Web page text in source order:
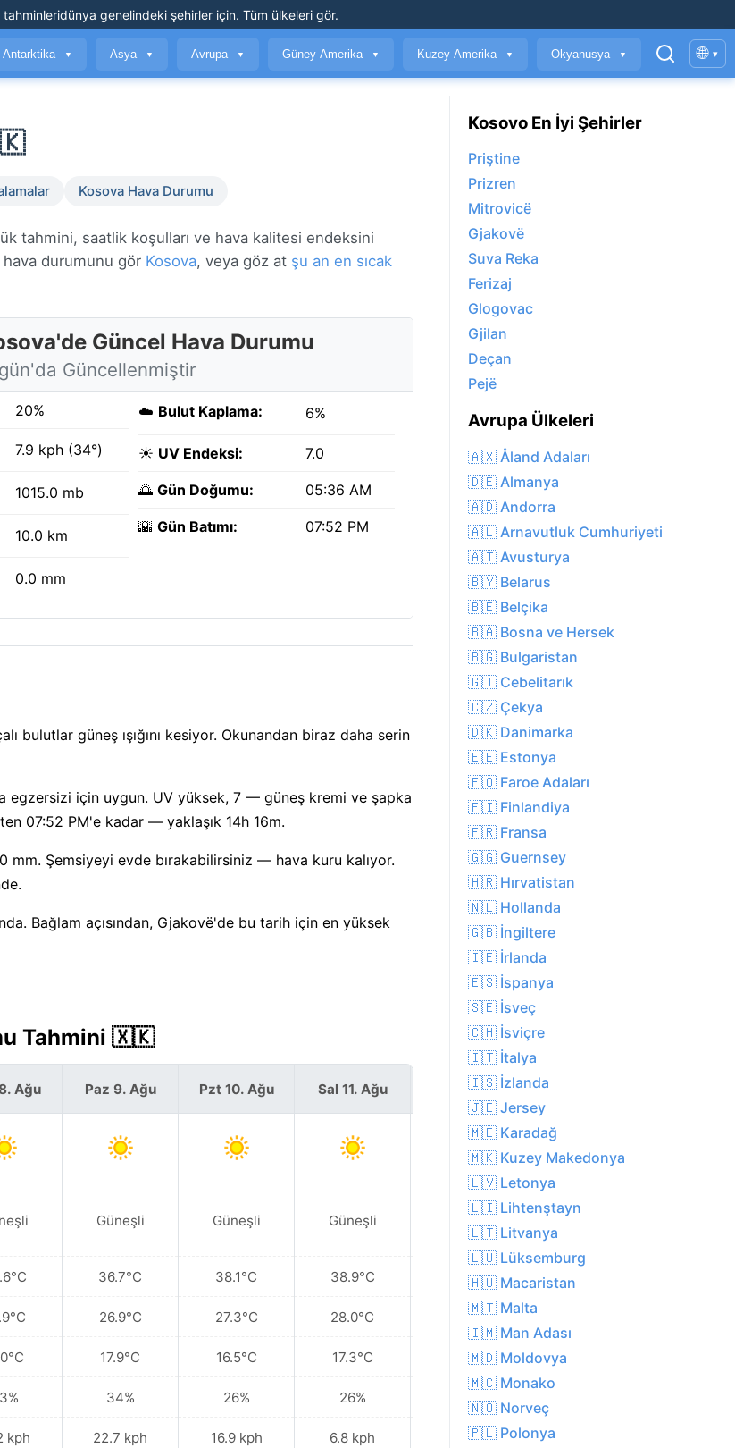
dünya genelindeki şehirler için. Tüm ülkeleri gör.
Antarktika ▼ Asya ▼ Avrupa ▼ Güney Amerika ▼ Kuzey Amerika ▼ Okyanusya ▼ 🌐 ▾
Kosova Hava Durumu
tahmini, saatlik koşulları ve hava kalitesi endeksini
durumunu gör Kosova, veya göz at şu an en sıcak
Güncel Hava Durumu
Güncellenmiştir
20%
7.9 kph (34°)
1015.0 mb
10.0 km
0.0 mm
☁️ Bulut Kaplama: 6%
☀️ UV Endeksi: 7.0
🌅 Gün Doğumu: 05:36 AM
🌇 Gün Batımı: 07:52 PM
bulutlar güneş ışığını kesiyor. Okunandan biraz daha serin
egzersizi için uygun. UV yüksek, 7 — güneş kremi ve şapka
07:52 PM'e kadar — yaklaşık 14h 16m.
mm. Şemsiyeyi evde bırakabilirsiniz — hava kuru kalıyor.
Bağlam açısından, Gjakovë'de bu tarih için en yüksek
Tahmini 🇽🇰
Ağu
kph
Paz 9. Ağu
Güneşli
36.7°C
26.9°C
17.9°C
34%
22.7 kph
Pzt 10. Ağu
Güneşli
38.1°C
27.3°C
16.5°C
26%
16.9 kph
Sal 11. Ağu
Güneşli
38.9°C
28.0°C
17.3°C
26%
6.8 kph
Çar 12. Ağu
38.8°C
27.5°C
18.2°C
29%
26.6 kph
Kosovo En İyi Şehirler
Priştine
Prizren
Mitrovicë
Gjakovë
Suva Reka
Ferizaj
Glogovac
Gjilan
Deçan
Pejë
Avrupa Ülkeleri
🇦🇽 Åland Adaları
🇩🇪 Almanya
🇦🇩 Andorra
🇦🇱 Arnavutluk Cumhuriyeti
🇦🇹 Avusturya
🇧🇾 Belarus
🇧🇪 Belçika
🇧🇦 Bosna ve Hersek
🇧🇬 Bulgaristan
🇬🇮 Cebelitarık
🇨🇿 Çekya
🇩🇰 Danimarka
🇪🇪 Estonya
🇫🇴 Faroe Adaları
🇫🇮 Finlandiya
🇫🇷 Fransa
🇬🇬 Guernsey
🇭🇷 Hırvatistan
🇳🇱 Hollanda
🇬🇧 İngiltere
🇮🇪 İrlanda
🇪🇸 İspanya
🇸🇪 İsveç
🇨🇭 İsviçre
🇮🇹 İtalya
🇮🇸 İzlanda
🇯🇪 Jersey
🇲🇪 Karadağ
🇲🇰 Kuzey Makedonya
🇱🇻 Letonya
🇱🇮 Lihtenştayn
🇱🇹 Litvanya
🇱🇺 Lüksemburg
🇭🇺 Macaristan
🇲🇹 Malta
🇮🇲 Man Adası
🇲🇩 Moldovya
🇲🇨 Monako
🇳🇴 Norveç
🇵🇱 Polonya